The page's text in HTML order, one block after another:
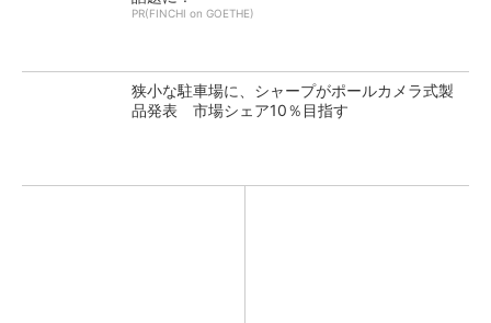
PR(FINCHI on GOETHE)
狭小な駐車場に、シャープがポールカメラ式製
品発表 市場シェア10％目指す